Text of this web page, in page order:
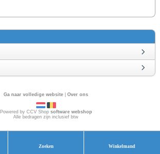
Ga naar volledige website Over ons
Powered by CCV Shop software webshop
Alle bedragen zijn inclusief btw
Zoeken Winkelmand